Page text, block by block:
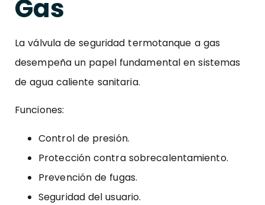
Gas
La válvula de seguridad termotanque a gas
desempeña un papel fundamental en sistemas
de agua caliente sanitaria.
Funciones:
Control de presión.
Protección contra sobrecalentamiento.
Prevención de fugas.
Seguridad del usuario.